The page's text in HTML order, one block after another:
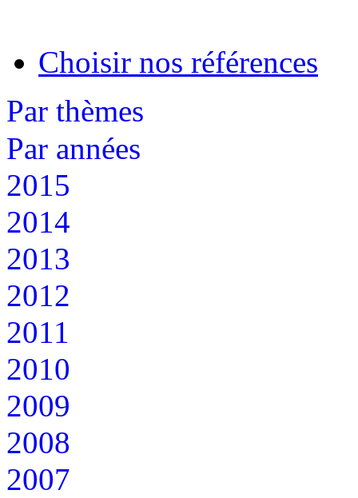
Choisir nos références
Par thèmes
Par années
2015
2014
2013
2012
2011
2010
2009
2008
2007